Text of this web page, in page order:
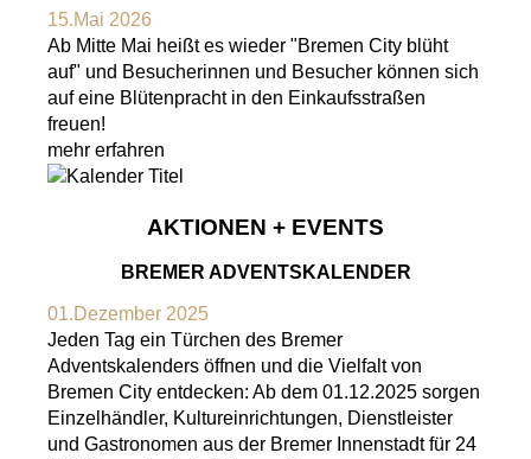
15.Mai 2026
Ab Mitte Mai heißt es wieder "Bremen City blüht
auf" und Besucherinnen und Besucher können sich
auf eine Blütenpracht in den Einkaufsstraßen
freuen!
mehr erfahren
AKTIONEN + EVENTS
BREMER ADVENTSKALENDER
01.Dezember 2025
Jeden Tag ein Türchen des Bremer
Adventskalenders öffnen und die Vielfalt von
Bremen City entdecken: Ab dem 01.12.2025 sorgen
Einzelhändler, Kultureinrichtungen, Dienstleister
und Gastronomen aus der Bremer Innenstadt für 24